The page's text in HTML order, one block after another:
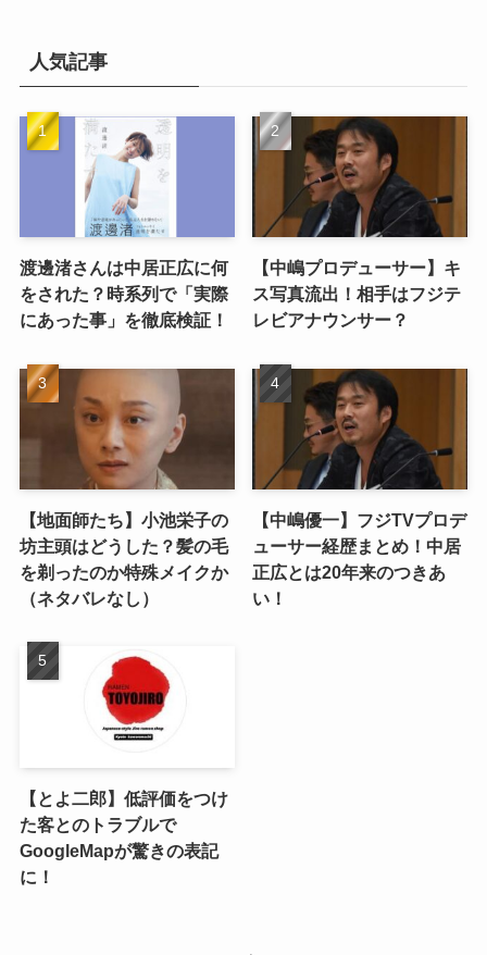
人気記事
渡邊渚さんは中居正広に何
をされた？時系列で「実際
にあった事」を徹底検証！
【中嶋プロデューサー】キ
ス写真流出！相手はフジテ
レビアナウンサー？
【地面師たち】小池栄子の
坊主頭はどうした？髪の毛
を剃ったのか特殊メイクか
（ネタバレなし）
【中嶋優一】フジTVプロデ
ューサー経歴まとめ！中居
正広とは20年来のつきあ
い！
【とよ二郎】低評価をつけ
た客とのトラブルで
GoogleMapが驚きの表記
に！